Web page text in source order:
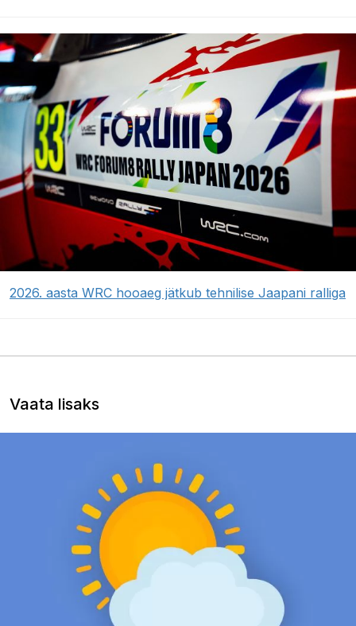
2026. aasta WRC hooaeg jätkub tehnilise Jaapani ralliga
Vaata lisaks